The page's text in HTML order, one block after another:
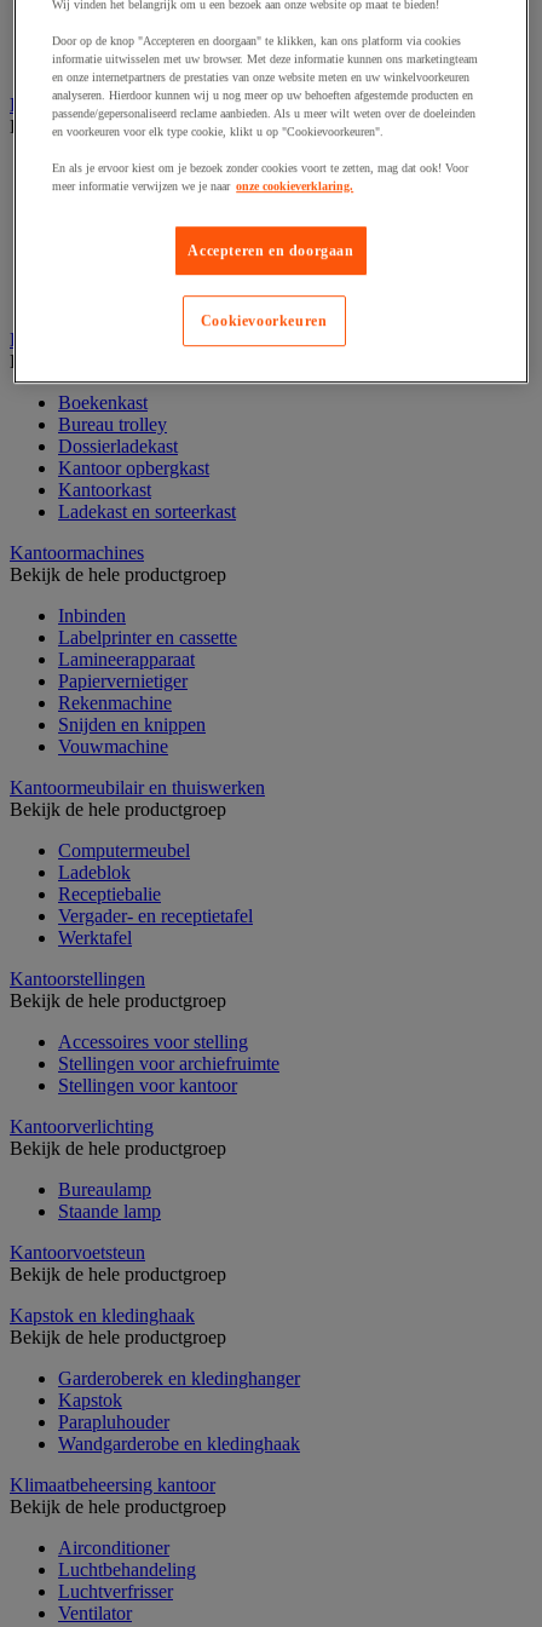
Schriften, notitieblokken en memoblaadjes
Schrijfwaren
Kantoordecoratie
Bekijk de hele productgroep
Feestartikel
Klok
Lijst- en ophangsysteem
Kantoorkast en opbergruimte
Bekijk de hele productgroep
Boekenkast
Bureau trolley
Dossierladekast
Kantoor opbergkast
Kantoorkast
Ladekast en sorteerkast
Kantoormachines
Bekijk de hele productgroep
Inbinden
Labelprinter en cassette
Lamineerapparaat
Papiervernietiger
Rekenmachine
Snijden en knippen
Vouwmachine
Kantoormeubilair en thuiswerken
Bekijk de hele productgroep
Computermeubel
Ladeblok
Receptiebalie
Vergader- en receptietafel
Werktafel
Kantoorstellingen
Bekijk de hele productgroep
Accessoires voor stelling
Stellingen voor archiefruimte
Stellingen voor kantoor
Kantoorverlichting
Bekijk de hele productgroep
Bureaulamp
Staande lamp
Kantoorvoetsteun
Bekijk de hele productgroep
Kapstok en kledinghaak
Bekijk de hele productgroep
Garderoberek en kledinghanger
Kapstok
Parapluhouder
Wandgarderobe en kledinghaak
Klimaatbeheersing kantoor
Bekijk de hele productgroep
Airconditioner
Luchtbehandeling
Luchtverfrisser
Ventilator
Wij vinden het belangrijk om u een bezoek aan onze website op maat te bieden!
Door op de knop "Accepteren en doorgaan" te klikken, kan ons platform via cookies
informatie uitwisselen met uw browser. Met deze informatie kunnen ons marketingteam
en onze internetpartners de prestaties van onze website meten en uw winkelvoorkeuren
analyseren. Hierdoor kunnen wij u nog meer op uw behoeften afgestemde producten en
passende/gepersonaliseerd reclame aanbieden. Als u meer wilt weten over de doeleinden
en voorkeuren voor elk type cookie, klikt u op "Cookievoorkeuren".
En als je ervoor kiest om je bezoek zonder cookies voort te zetten, mag dat ook! Voor
meer informatie verwijzen we je naar onze cookieverklaring.
Accepteren en doorgaan
Cookievoorkeuren